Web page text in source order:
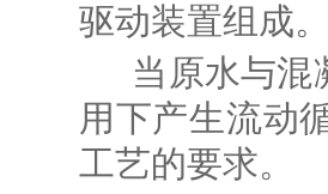
驱动装置组成
当原水与混
用下产生流动
工艺的要求。